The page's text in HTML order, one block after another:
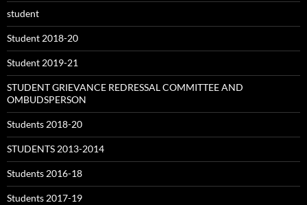
student
Student 2018-20
Student 2019-21
STUDENT GRIEVANCE REDRESSAL COMMITTEE AND
OMBUDSPERSON
Students 2018-20
STUDENTS 2013-2014
Students 2016-18
Students 2017-19